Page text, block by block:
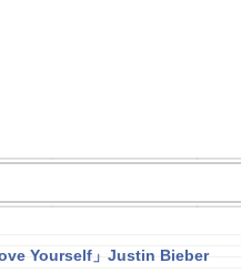
Yourself」Justin Bieber